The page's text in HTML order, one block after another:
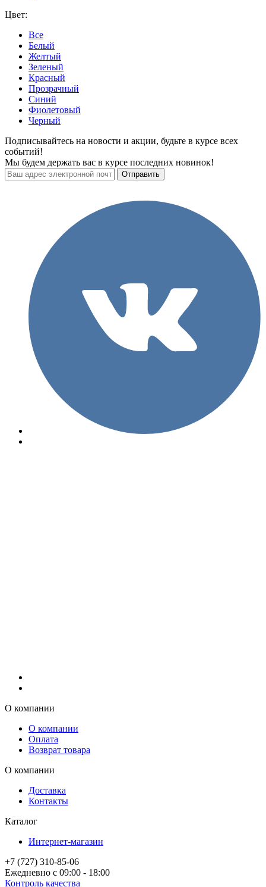
Цвет:
Все
Белый
Желтый
Зеленый
Красный
Прозрачный
Синий
Фиолетовый
Черный
Подписывайтесь на новости и акции, будьте в курсе всех
событий!
Мы будем держать вас в курсе последних новинок!
О компании
О компании
Оплата
Возврат товара
О компании
Доставка
Контакты
Каталог
Интернет-магазин
+7 (727) 310-85-06
Ежедневно с 09:00 - 18:00
Контроль качества